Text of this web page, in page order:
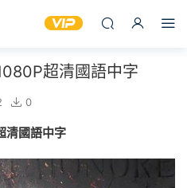
超清國語中字
0
清國語中字